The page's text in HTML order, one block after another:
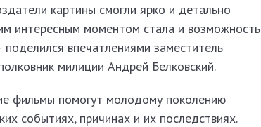
картины смогли ярко и детально
интересным моментом стала и возможность
впечатлениями заместитель
милиции Андрей Белковский.
фильмы помогут молодому поколению
событиях, причинах и их последствиях.